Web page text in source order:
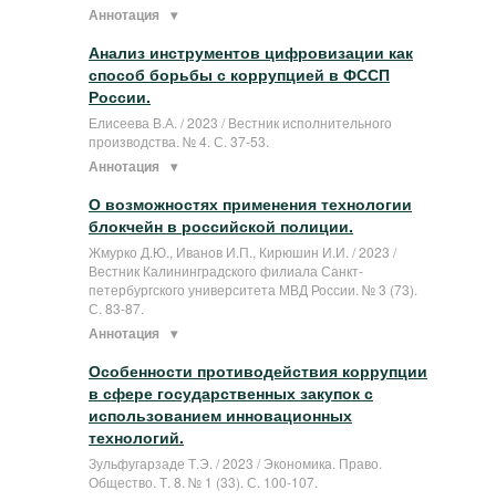
Аннотация
Анализ инструментов цифровизации как
способ борьбы с коррупцией в ФССП
России.
Елисеева В.А. / 2023 / Вестник исполнительного
производства. № 4. С. 37-53.
Аннотация
О возможностях применения технологии
блокчейн в российской полиции.
Жмурко Д.Ю., Иванов И.П., Кирюшин И.И. / 2023 /
Вестник Калининградского филиала Санкт-
петербургского университета МВД России. № 3 (73).
С. 83-87.
Аннотация
Особенности противодействия коррупции
в сфере государственных закупок с
использованием инновационных
технологий.
Зульфугарзаде Т.Э. / 2023 / Экономика. Право.
Общество. Т. 8. № 1 (33). С. 100-107.